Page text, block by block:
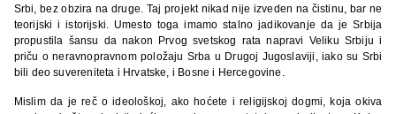
Srbi, bez obzira na druge. Taj projekt nikad nije izveden na čistinu, bar ne
teorijski i istorijski. Umesto toga imamo stalno jadikovanje da je Srbija
propustila šansu da nakon Prvog svetskog rata napravi Veliku Srbiju i
priču o neravnopravnom položaju Srba u Drugoj Jugoslaviji, iako su Srbi
bili deo suvereniteta i Hrvatske, i Bosne i Hercegovine.
Mislim da je reč o ideološkoj, ako hoćete i religijskoj dogmi, koja okiva